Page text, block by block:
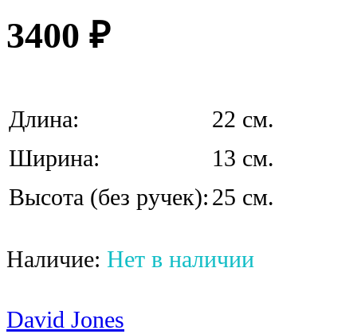
3400 ₽
Длина:
22 см.
Ширина:
13 см.
Высота (без ручек): 25 см.
Наличие: Нет в наличии
David Jones